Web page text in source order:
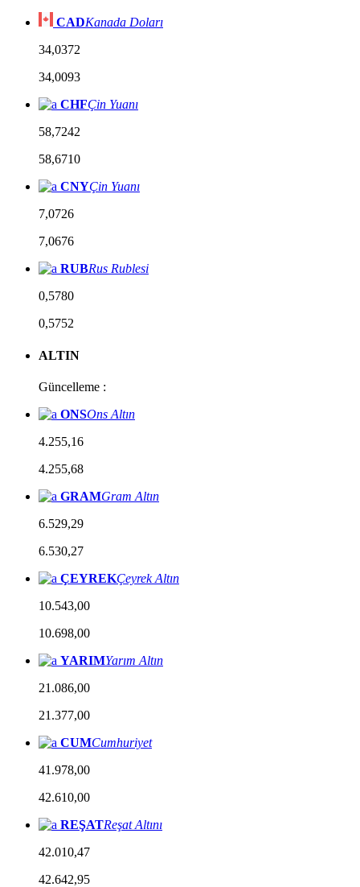
CADKanada Doları
34,0372
34,0093
CHFÇin Yuanı
58,7242
58,6710
CNYÇin Yuanı
7,0726
7,0676
RUBRus Rublesi
0,5780
0,5752
ALTIN
Güncelleme :
ONSOns Altın
4.255,16
4.255,68
GRAMGram Altın
6.529,29
6.530,27
ÇEYREKÇeyrek Altın
10.543,00
10.698,00
YARIMYarım Altın
21.086,00
21.377,00
CUMCumhuriyet
41.978,00
42.610,00
REŞATReşat Altını
42.010,47
42.642,95